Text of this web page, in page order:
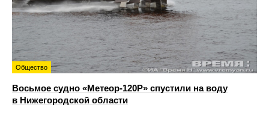
Общество
Восьмое судно «Метеор-120Р» спустили на воду
в Нижегородской области